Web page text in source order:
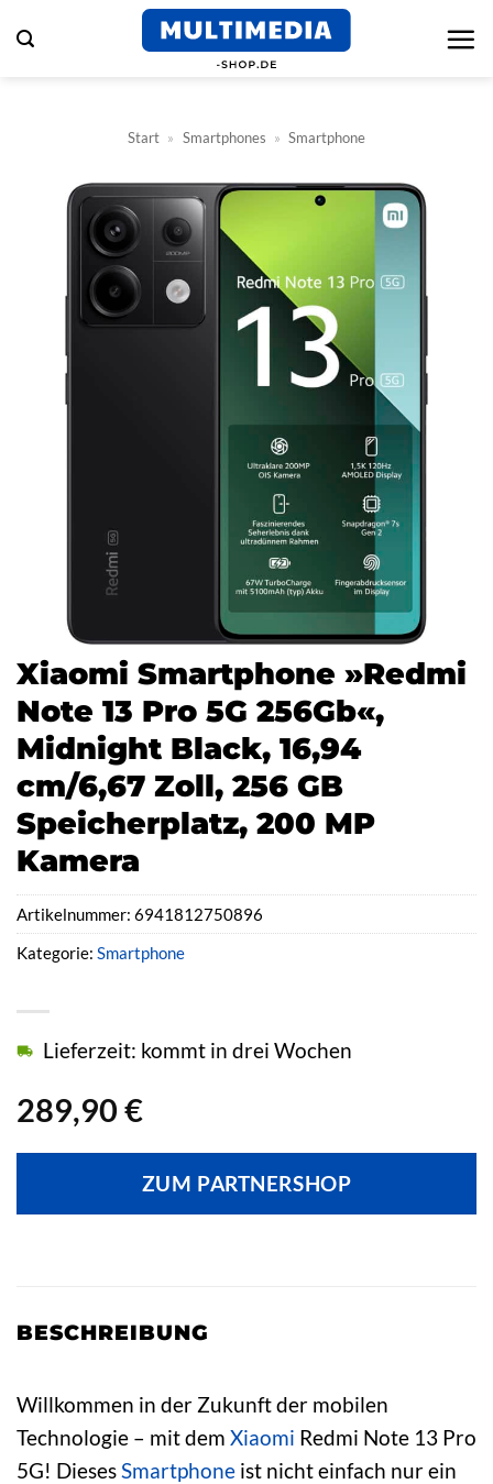
Inhalt
Start » Smartphones » Smartphone
Xiaomi Smartphone »Redmi
Note 13 Pro 5G 256Gb«,
Midnight Black, 16,94
cm/6,67 Zoll, 256 GB
Speicherplatz, 200 MP
Kamera
289,90 €
Lieferzeit: kommt in drei Wochen
ZUM PARTNERSHOP
Artikelnummer: 6941812750896
Kategorie: Smartphone
BESCHREIBUNG
Willkommen in der Zukunft der mobilen
Technologie – mit dem Xiaomi Redmi Note 13 Pro
5G! Dieses Smartphone ist nicht einfach nur ein